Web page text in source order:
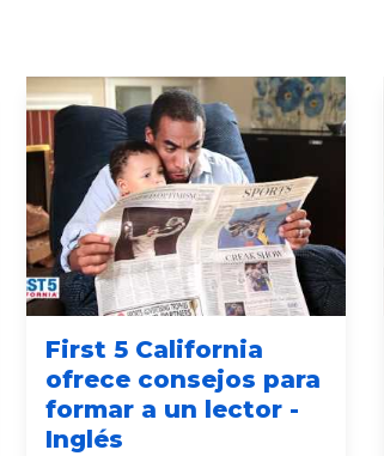
First 5 California
ofrece consejos para
formar a un lector -
Inglés